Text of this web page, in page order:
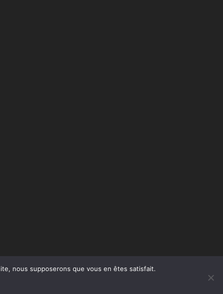
nous supposerons que vous en êtes satisfait.